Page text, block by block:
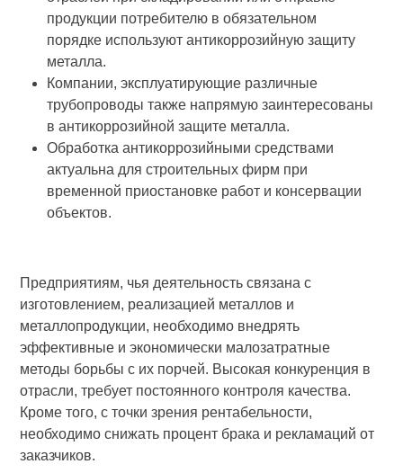
продукции потребителю в обязательном
порядке используют антикоррозийную защиту
металла.
Компании, эксплуатирующие различные
трубопроводы также напрямую заинтересованы
в антикоррозийной защите металла.
Обработка антикоррозийными средствами
актуальна для строительных фирм при
временной приостановке работ и консервации
объектов.
Предприятиям, чья деятельность связана с
изготовлением, реализацией металлов и
металлопродукции, необходимо внедрять
эффективные и экономически малозатратные
методы борьбы с их порчей. Высокая конкуренция в
отрасли, требует постоянного контроля качества.
Кроме того, с точки зрения рентабельности,
необходимо снижать процент брака и рекламаций от
заказчиков.